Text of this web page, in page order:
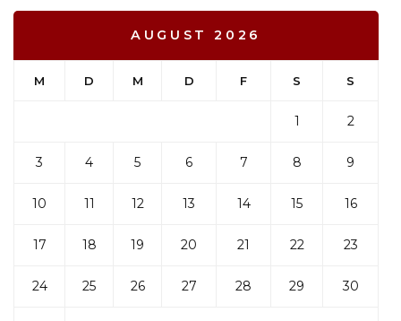
AUGUST 2026
M D M D F S S
1 2
3 4 5 6 7 8 9
10 11 12 13 14 15 16
17 18 19 20 21 22 23
24 25 26 27 28 29 30